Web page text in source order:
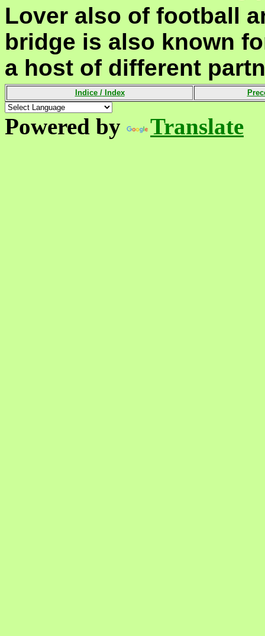
Lover also of football
bridge is also known
a host of different
Indice /Index
Powered by Translate